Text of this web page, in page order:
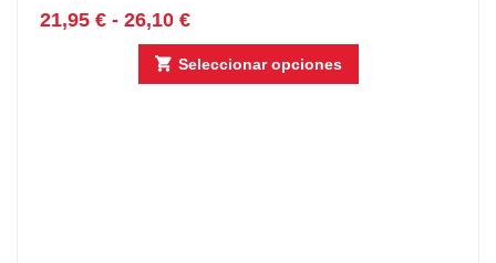
21,95 € - 26,10 €
Seleccionar opciones